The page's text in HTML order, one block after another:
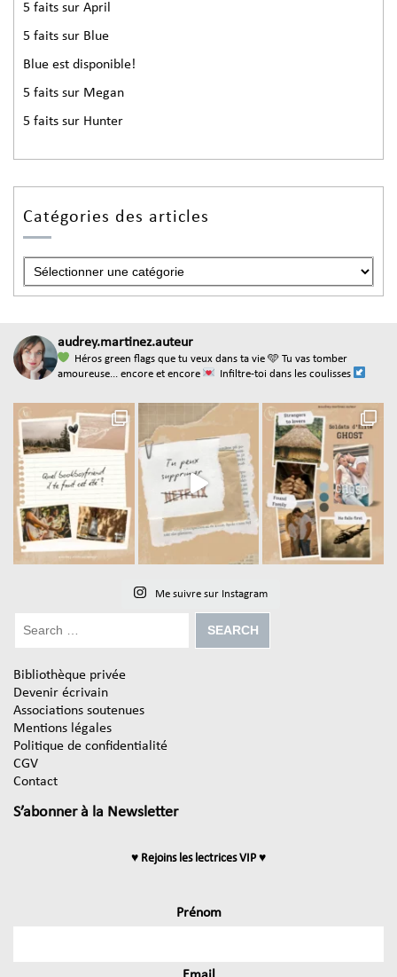
5 faits sur April
5 faits sur Blue
Blue est disponible!
5 faits sur Megan
5 faits sur Hunter
Catégories des articles
audrey.martinez.auteur
Héros green flags que tu veux dans ta vie 🩵 Tu vas tomber
amoureuse... encore et encore
Infiltre-toi dans les coulisses
Me suivre sur Instagram
Bibliothèque privée
Devenir écrivain
Associations soutenues
Mentions légales
Politique de confidentialité
CGV
Contact
S’abonner à la Newsletter
♥ Rejoins les lectrices VIP ♥
Prénom